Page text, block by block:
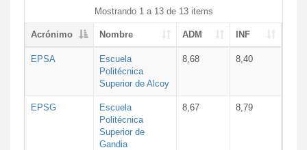
Mostrando 1 a 13 de 13 items
Acrónimo Nombre ADM INF
EPSA
Escuela
Politécnica
Superior de Alcoy
8,68 8,40
EPSG
Escuela
Politécnica
Superior de
Gandia
8,67 8,79